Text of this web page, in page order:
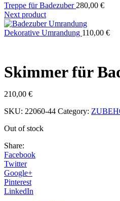
Treppe für Badezuber 280,00 €
Next product
Dekorative Umrandung 110,00 €
Skimmer für
210,00 €
SKU: 22060-44 Category:
Out of stock
Share:
Facebook
Twitter
Google+
Pinterest
LinkedIn